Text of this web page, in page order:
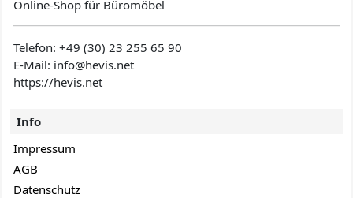
Online-Shop für Büromöbel
Telefon:+49 (30) 23 255 65 90
E-Mail: info@hevis.net
https://hevis.net
Info
Impressum
AGB
Datenschutz